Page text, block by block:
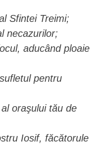
Sfintei Treimi;
necazurilor;
aducând ploaie
pentru
oraşului tău de
Iosif, făcătorule